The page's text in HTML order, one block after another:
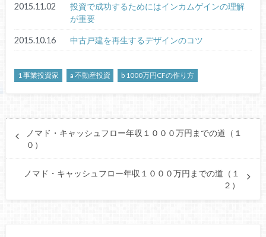
2015.11.02
投資で成功するためにはインカムゲインの理解
が重要
2015.10.16 中古戸建を再生するデザインのコツ
1 事業投資家 a 不動産投資 b 1000万円CFの作り方
ノマド・キャッシュフロー年収１０００万円までの道（１
０）
ノマド・キャッシュフロー年収１０００万円までの道（１
２）